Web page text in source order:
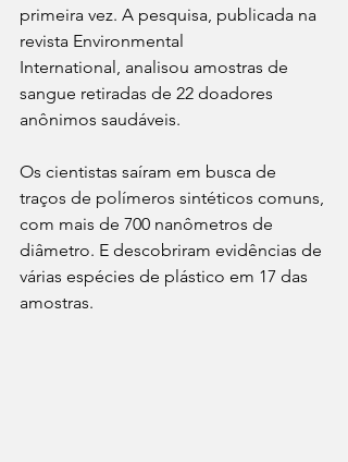
primeira vez. A pesquisa, publicada na
revista Environmental
International, analisou amostras de
sangue retiradas de 22 doadores
anônimos saudáveis.
Os cientistas saíram ​​em busca de
traços de polímeros sintéticos comuns,
com mais de 700 nanômetros de
diâmetro. E descobriram evidências de
várias espécies de plástico em 17 das
amostras.